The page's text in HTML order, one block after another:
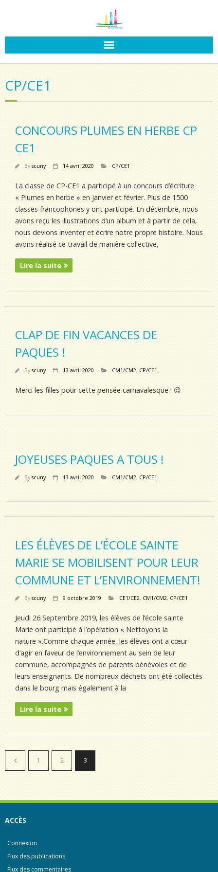
CP/CE1
CONCOURS PLUMES EN HERBE CP
CE1
Byscuny 14 avril 2020 CP/CE1
La classe de CP-CE1 a participé à un concours d’écriture
« Plumes en herbe » en janvier et février. Plus de 1500
classes francophones y ont participé. En décembre, nous
avons reçu les illustrations d’un album et à partir de cela,
nous devions inventer et écrire notre propre histoire. Nous
avons réalisé ce travail de manière collective,
Lire la suite
CLAP DE FIN VACANCES DE
PAQUES !
Byscuny 13 avril 2020 CM1/CM2, CP/CE1
Merci les filles pour cette pensée carnavalesque ! 😉
JOYEUSES PAQUES A TOUS !
Byscuny 13 avril 2020 CM1/CM2, CP/CE1
LES ÉLÈVES DE L’ÉCOLE SAINTE
MARIE SE MOBILISENT POUR LEUR
COMMUNE ET L’ENVIRONNEMENT!
Byscuny 9 octobre 2019 CE1/CE2, CM1/CM2, CP/CE1
Jeudi 26 Septembre 2019, les élèves de l’école sainte
Marie ont participé à l’opération « Nettoyons la
nature ».Comme chaque année, les élèves ont a cœur
d’agir en faveur de l’environnement au sein de leur
commune, accompagnés de parents bénévoles et de
leurs enseignants. De nombreux déchets ont été collectés
dans le bourg mais également à la
Lire la suite
1 2 3
ACCÈS
Connexion
Flux des publications
Flux des commentaires